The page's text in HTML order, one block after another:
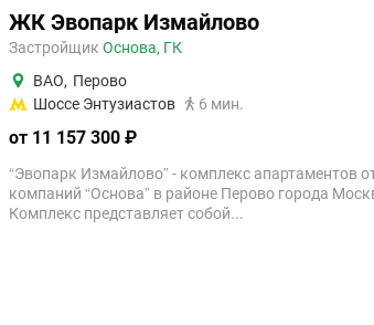
ЖК Эвопарк Измайлово
Застройщик Основа, ГК
ВАО, Перово
Шоссе Энтузиастов
6 мин.
от 11 157 300 ₽
“Эвопарк Измайлово” - комплекс апартаментов
компаний “Основа” в районе Перово города
Комплекс представляет собой...